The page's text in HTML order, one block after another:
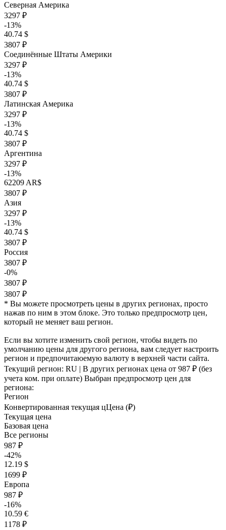
Северная Америка
3297 ₽
-13%
40.74 $
3807 ₽
Соединённые Штаты Америки
3297 ₽
-13%
40.74 $
3807 ₽
Латинская Америка
3297 ₽
-13%
40.74 $
3807 ₽
Аргентина
3297 ₽
-13%
62209 AR$
3807 ₽
Азия
3297 ₽
-13%
40.74 $
3807 ₽
Россия
3807 ₽
-0%
3807 ₽
3807 ₽
* Вы можете просмотреть цены в других регионах, просто
нажав по ним в этом блоке. Это только предпросмотр цен,
который не меняет ваш регион.
Если вы хотите изменить свой регион, чтобы видеть по
умолчанию цены для другого региона, вам следует настроить
регион и предпочитаюемую валюту в верхней части сайта.
Текущий регион: RU | В других регионах цена от 987 ₽ (без
учета ком. при оплате) Выбран предпросмотр цен для
региона:
Регион
Конвертированная текущая цЦена (₽)
Текущая цена
Базовая цена
Все регионы
987 ₽
-42%
12.19 $
1699 ₽
Европа
987 ₽
-16%
10.59 €
1178 ₽